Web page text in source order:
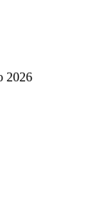
2026